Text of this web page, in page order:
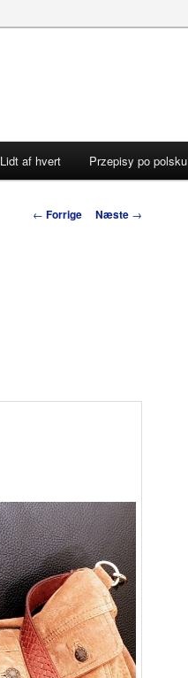
Lidt af hvert Przepisy po polsku
Indlægsnavigation
← Forrige Næste →